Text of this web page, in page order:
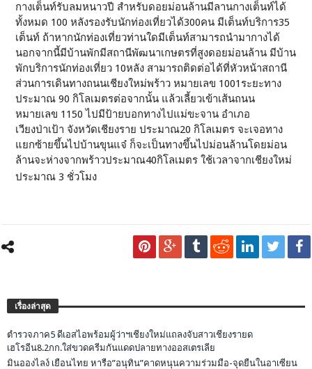
กางเต็นท์รับลมหนาวปี สำหรับดอยม่อนล้านมีลานกางเต็นท์ได้
ทั้งหมด 100 หลังรองรับนักท่องเที่ยวได้300คน มีเต็นท์บริการ35
เต็นท์ ถ้าหากนักท่องเที่ยวท่านใดมีเต็นท์สามารถนำมากางได้
นอกจากนี้มีบ้านพักมีสถานีพัฒนาเกษตรที่สูงดอยม่อนล้าน มีบ้าน
พักบริการนักท่องเที่ยว 10หลัง สามารถติดต่อได้ที่หัวหน้าสถานี
ส่วนการเดินทางถนนเชียงใหม่พร้าว หมายเลข 1001ระยะทาง
ประมาณ 90 กิโลเมตรต่อจากนั้น แล้วเลี้ยวเข้าเส้นถนน
หมายเลข 1150 ไปมีป้ายบอกทางไปแม่ขะจาน อำเภอ
เวียงป่าเป้า จังหวัดเชียงราย ประมาณ20 กิโลเมตร จะเจอทาง
แยกซ้ายขึ้นไปบ้านขุนแจ๋ ก็จะเป็นทางขึ้นไปม่อนล้านโดยม่อน
ล้านจะห่างจากพร้าวประมาณ40กิโลเมตร ใช้เวลาจากเชียงใหม่
ประมาณ 3 ชั่วโมง
เรื่องล่าสุด
ตำรวจภาค5 ดีเอสไอพร้อมผู้ว่าฯเชียงใหม่แถลงจับสาวเชียงรายด
เฮโรอีน8.2กก.ใส่ขวดครีมกันแดดปลายทางออสเตรเลีย
มินอองไลง์ เยือนไทย หารือ”อนุทิน”คาดหนุนความร่วมมือ-จุดยืนในอาเซียน